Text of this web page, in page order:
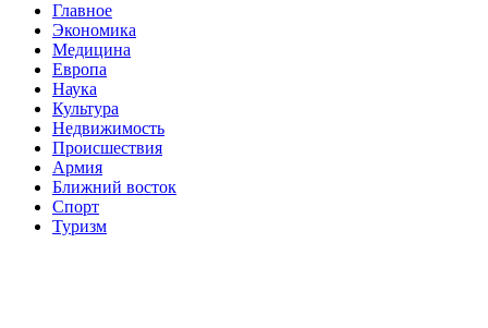
Главное
Экономика
Медицина
Европа
Наука
Культура
Недвижимость
Происшествия
Армия
Ближний восток
Спорт
Туризм